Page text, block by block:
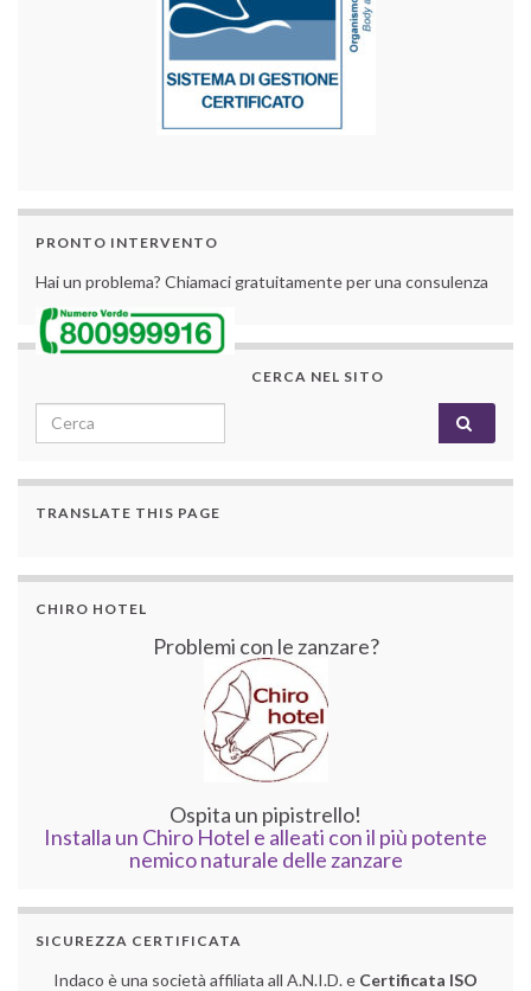
PRONTO INTERVENTO
Hai un problema? Chiamaci gratuitamente per una consulenza
CERCA NEL SITO
Search for:
TRANSLATE THIS PAGE
CHIRO HOTEL
Problemi con le zanzare?
Ospita un pipistrello!
Installa un Chiro Hotel e alleati con il più potente
nemico naturale delle zanzare
SICUREZZA CERTIFICATA
Indaco è una società affiliata all A.N.I.D. e Certificata ISO